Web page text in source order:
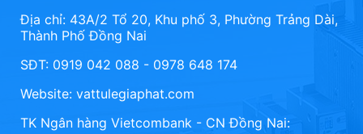
Địa chỉ: 43A/2 Tổ 20, Khu phố 3, Phường Trảng Dài,
Thành Phố Đồng Nai
SĐT: 0919 042 088 - 0978 648 174
Website: vattulegiaphat.com
TK Ngân hàng Vietcombank - CN Đồng Nai: